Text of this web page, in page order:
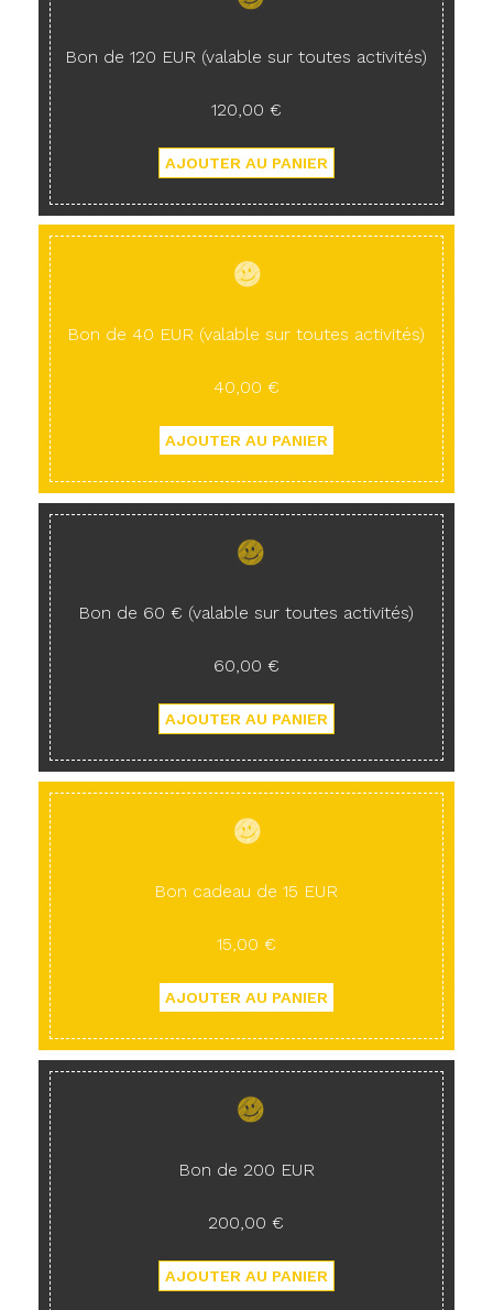
Bon de 120 EUR (valable sur toutes activités)
120,00 €
Bon de 40 EUR (valable sur toutes activités)
40,00 €
Bon de 60 € (valable sur toutes activités)
60,00 €
Bon cadeau de 15 EUR
15,00 €
Bon de 200 EUR
200,00 €